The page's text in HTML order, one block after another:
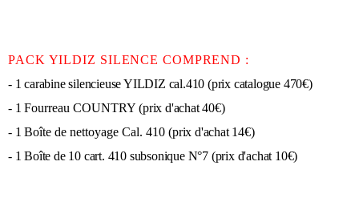
PACK YILDIZ SILENCE COMPREND :
- 1 carabine silencieuse YILDIZ cal.410 (prix catalogue 470€)
- 1Fourreau COUNTRY(prix d'achat 40€)
- 1Boîte de nettoyage Cal. 410(prix d'achat 14€)
- 1 Boîte de 10 cart. 410 subsonique N°7 (prix d'achat 10€)